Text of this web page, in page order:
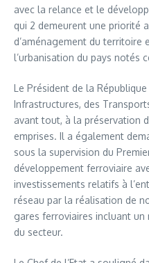
avec la relance et le
qui 2 demeurent une priorité
d’aménagement du territoire
l’urbanisation du pays notés
Le Président de la
Infrastructures, des
avant tout, à la préservation
emprises. Il a également
sous la supervision du
développement ferroviaire
investissements relatifs à
réseau par la réalisation de
gares ferroviaires incluant
du secteur.